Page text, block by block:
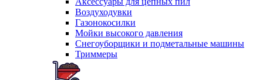
Воздуходувки
Газонокосилки
Мойки высокого давления
Снегоуборщики и подметальные машины
Триммеры